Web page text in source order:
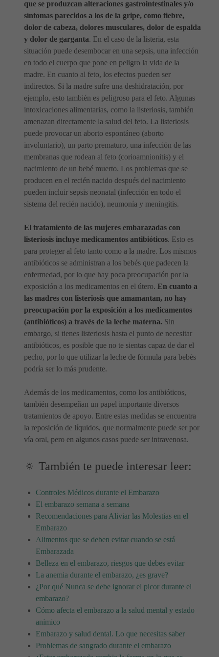
que se produzcan alteraciones gastrointestinales y/o
síntomas parecidos a los de la gripe, como fiebre,
dolor de cabeza, dolores musculares, dolor de espalda
y dolor de garganta. En el caso de la listeria, esta
situación puede desembocar en una sepsis, una infección
en todo el cuerpo que pone en peligro la vida de la
madre. En cuanto al feto, los efectos pueden ser
indirectos. Si la madre sufre una deshidratación, por
ejemplo, esto también es peligroso para el feto. Algunas
intoxicaciones alimentarias, como la listeriosis, también
amenazan directamente la salud del feto. La listeriosis
puede provocar un aborto espontáneo (aborto
involuntario), un parto prematuro, una infección de las
membranas que rodean al feto (corioamnionitis) y el
nacimiento de un bebé muerto. Los problemas que se
producen en el recién nacido después del nacimiento
pueden incluir sepsis neonatal (infección en todo el
sistema del recién nacido), neumonía y meningitis.
El tratamiento de las mujeres embarazadas con
listeriosis incluye medicamentos antibióticos. Esto es
para proteger al feto tanto como a la madre. Los mismos
antibióticos se administran a los bebés que padecen la
enfermedad, por lo que hay poca preocupación por la
exposición a los medicamentos en el útero. En cuanto a
las madres con listeriosis que amamantan, no hay
preocupación por la exposición a los medicamentos
(antibióticos) a través de la leche materna. Sin
embargo, si tienes listeriosis hasta el punto de necesitar
antibióticos, es posible que no te sientas capaz de dar el
pecho, por lo que utilizar la leche de fórmula para bebés
podría ser lo más prudente.
Además de los medicamentos, como los antibióticos,
también desempeñan un papel importante diversos
tratamientos de apoyo. Entre estas medidas se encuentra
la reposición de líquidos, que normalmente puede ser por
vía oral, pero en algunos casos puede ser intravenosa.
🔅 También te puede interesar leer:
Controles Médicos durante el Embarazo
El embarazo semana a semana
Recomendaciones para Aliviar las Molestias en el
Embarazo
Alimentos que se deben evitar cuando se está
Embarazada
Belleza en el embarazo, riesgos que debes evitar
La anemia durante el embarazo, ¿es grave?
¿Por qué Nunca se debe ignorar el picor durante el
embarazo?
Cómo afecta el embarazo a la salud mental y estado
anímico
Embarazo y salud dental. Lo que necesitas saber
Problemas de sangrado durante el embarazo